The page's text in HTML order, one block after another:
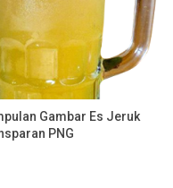
Gambar Es Jeruk
PNG